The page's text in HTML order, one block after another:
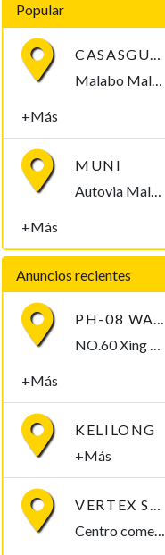
Popular
CASASGUINEA.COM
Malabo Malabo, Bioko Norte , Guinea Ecuatorial
+Más
MUNI
Autovia Malabo II Malabo, Bioko Norte , Guinea Ecuatorial
+Más
Anuncios recientes
PH-08 WATERPROOF PEN-TYPE SOIL PH METER
NO.60 Xing Ye Middle Road Fuan Fujian China , 355019,
+Más
KELILONG
+Más
VERTEX SOLUCIONES S.L.
Centro comercial Mbuña Bocamba, primera planta. Bata, Litoral , Guinea Ecuatorial